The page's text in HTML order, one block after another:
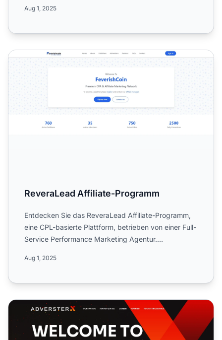
Aug 1, 2025
ReveraLead Affiliate-Programm
ReveraLead Affiliate-Programm
Entdecken Sie das ReveraLead Affiliate-Programm,
eine CPL-basierte Plattform, betrieben von einer Full-
Service Performance Marketing Agentur.
Aug 1, 2025
Adverster Affiliate-Programm